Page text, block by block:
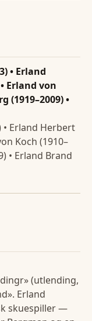
• Erland
Erland von
(1919–2009) •
• Erland Herbert
Koch (1910–
• Erland Brand
(utlending,
Erland
skuespiller —